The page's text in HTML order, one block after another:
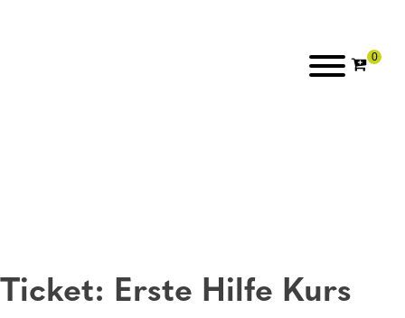
Ticket: Erste Hilfe Kurs